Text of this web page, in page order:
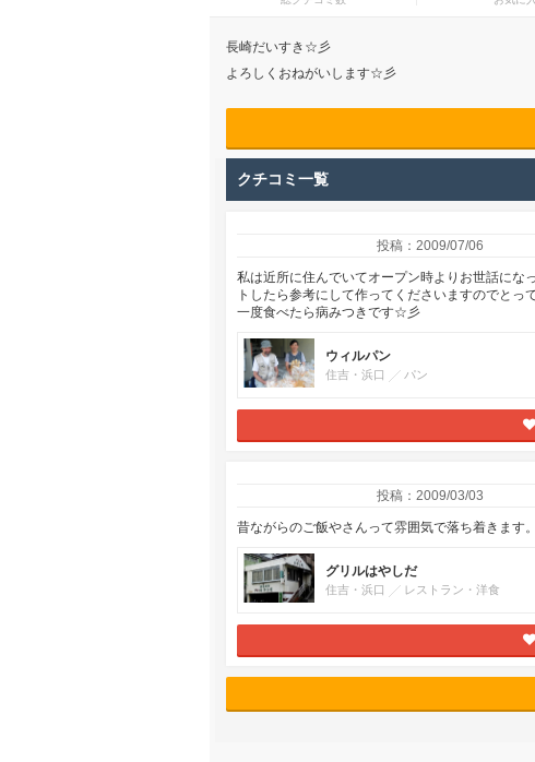
長崎だいすき☆彡
よろしくおねがいします☆彡
クチコミ一覧
投稿：2009/07/06
私は近所に住んでいてオープン時よりお世話にな
トしたら参考にして作ってくださいますのでと
一度食べたら病みつきです☆彡
ウィルパン
住吉・浜口 パン
投稿：2009/03/03
昔ながらのご飯やさんって雰囲気で落ち着きま
グリルはやしだ
住吉・浜口 レストラン・洋食